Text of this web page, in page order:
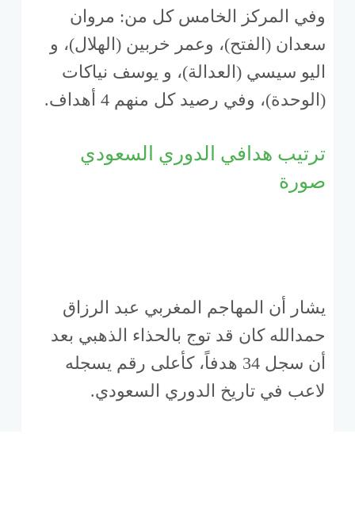
وفي المركز الخامس كل من: مروان
سعدان (الفتح)، وعمر خربين (الهلال)، و
اليو سيسي (العدالة)، و يوسف نياكات
(الوحدة)، وفي رصيد كل منهم 4 أهداف.
ترتيب هدافي الدوري السعودي
صورة
يشار أن المهاجم المغربي عبد الرزاق
حمدالله كان قد توج بالحذاء الذهبي بعد
أن سجل 34 هدفاً، كأعلى رقم يسجله
لاعب في تاريخ الدوري السعودي.